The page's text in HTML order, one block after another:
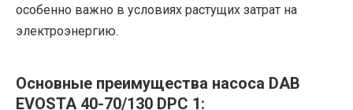
особенно важно в условиях растущих затрат на
электроэнергию.
Основные преимущества насоса DAB
EVOSTA 40-70/130 DPC 1: